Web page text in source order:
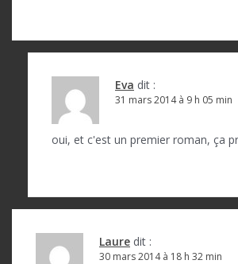
Eva dit :
31 mars 2014 à 9 h 05 min
oui, et c'est un premier roman, ça
Laure dit :
30 mars 2014 à 18 h 32 min